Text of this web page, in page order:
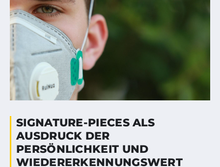
SIGNATURE-PIECES ALS
AUSDRUCK DER
PERSÖNLICHKEIT UND
WIEDERERKENNUNGSWERT